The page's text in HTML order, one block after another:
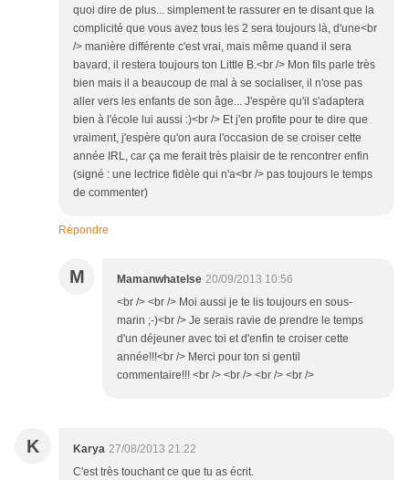
quoi dire de plus... simplement te rassurer en te disant que la
complicité que vous avez tous les 2 sera toujours là, d'une<br
/> manière différente c'est vrai, mais même quand il sera
bavard, il restera toujours ton Little B.<br /> Mon fils parle très
bien mais il a beaucoup de mal à se socialiser, il n'ose pas
aller vers les enfants de son âge... J'espère qu'il s'adaptera
bien à l'école lui aussi :)<br /> Et j'en profite pour te dire que
vraiment, j'espère qu'on aura l'occasion de se croiser cette
année IRL, car ça me ferait très plaisir de te rencontrer enfin
(signé : une lectrice fidèle qui n'a<br /> pas toujours le temps
de commenter)
Répondre
M Mamanwhatelse 20/09/2013 10:56
<br /> <br /> Moi aussi je te lis toujours en sous-
marin ;-)<br /> Je serais ravie de prendre le temps
d'un déjeuner avec toi et d'enfin te croiser cette
année!!!<br /> Merci pour ton si gentil
commentaire!!! <br /> <br /> <br /> <br />
K Karya 27/08/2013 21:22
C'est très touchant ce que tu as écrit.